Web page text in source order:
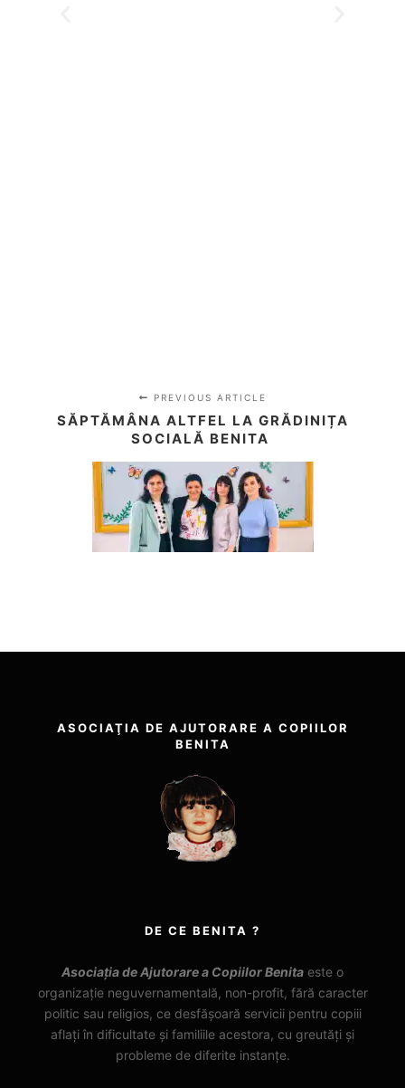
PREVIOUS ARTICLE
SĂPTĂMÂNA ALTFEL LA GRĂDINIȚA
SOCIALĂ BENITA
ASOCIAŢIA DE AJUTORARE A COPIILOR
BENITA
DE CE BENITA ?
Asociația de Ajutorare a Copiilor Benita este o
organizație neguvernamentală, non-profit, fără caracter
politic sau religios, ce desfășoară servicii pentru copiii
aflați în dificultate și familiile acestora, cu greutăți și
probleme de diferite instanțe.